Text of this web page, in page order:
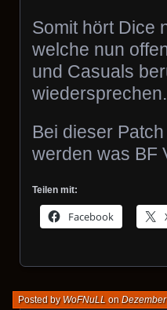
Somit hört Dice
welche nun
und Casuals
wiedersprechen.
Bei dieser
werden was BF
Teilen mit:
Facebook
Posted byWoFNuLL on